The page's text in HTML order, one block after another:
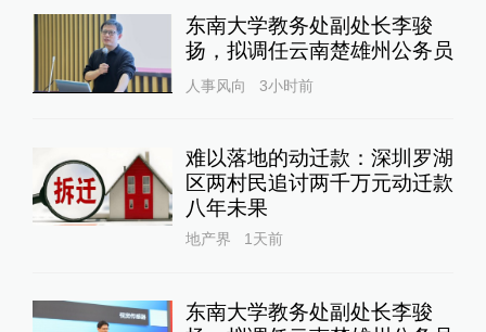
东南大学教务处副处长李骏
扬，拟调任云南楚雄州公务员
人事风向 3小时前
难以落地的动迁款：深圳罗湖
区两村民追讨两千万元动迁款
八年未果
地产界 1天前
东南大学教务处副处长李骏